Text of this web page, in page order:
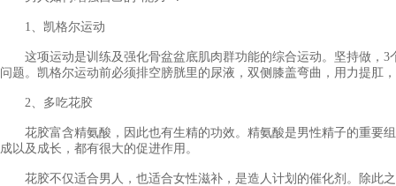
1、凯格尔运动
这项运动是训练及强化骨盆盆底肌肉群功能的综合运动。坚持做，3
问题。凯格尔运动前必须排空膀胱里的尿液，双侧膝盖弯曲，用力提肛
2、多吃花胶
花胶富含精氨酸，因此也有生精的功效。精氨酸是男性精子的重要
成以及成长，都有很大的促进作用。
花胶不仅适合男人，也适合女性滋补，是造人计划的催化剂。除此